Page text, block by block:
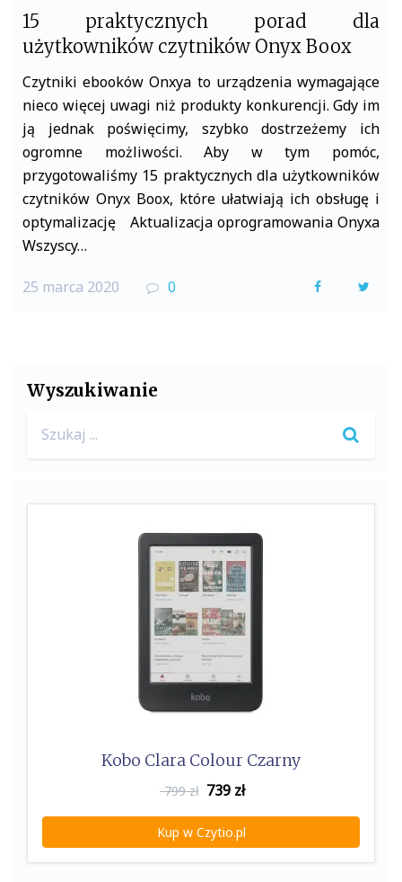
15 praktycznych porad dla
użytkowników czytników Onyx Boox
Czytniki ebooków Onxya to urządzenia wymagające
nieco więcej uwagi niż produkty konkurencji. Gdy im
ją jednak poświęcimy, szybko dostrzeżemy ich
ogromne możliwości. Aby w tym pomóc,
przygotowaliśmy 15 praktycznych dla użytkowników
czytników Onyx Boox, które ułatwiają ich obsługę i
optymalizację Aktualizacja oprogramowania Onyxa
Wszyscy…
25 marca 2020 0
F
k
Wyszukiwanie
for:
Kobo Clara Colour Czarny
799 zł 739 zł
Kup w Czytio.pl